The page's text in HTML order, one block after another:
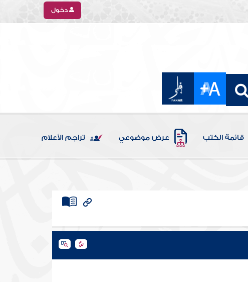
دخول
قائمة الكتب عرض موضوعي تراجم الأعلام